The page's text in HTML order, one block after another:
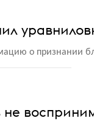
о признании
не